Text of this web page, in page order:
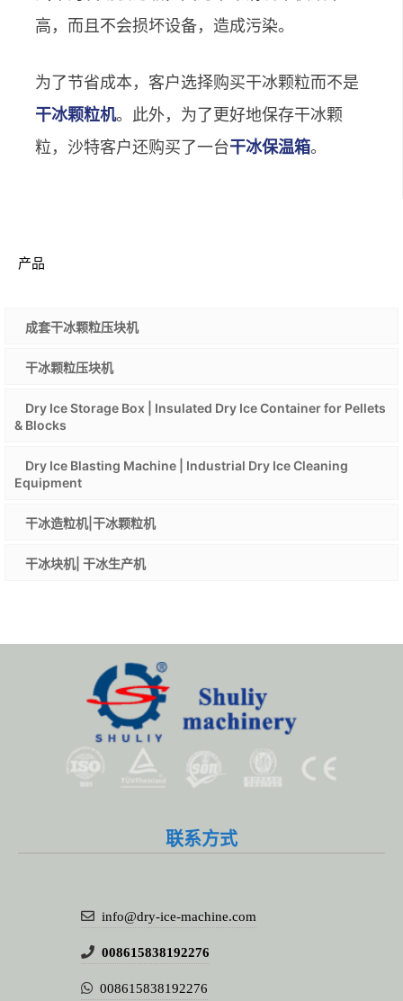
高，而且不会损坏设备，造成污染。
为了节省成本，客户选择购买干冰颗粒而不是
干冰颗粒机。此外，为了更好地保存干冰颗
粒，沙特客户还购买了一台干冰保温箱。
产品
成套干冰颗粒压块机
干冰颗粒压块机
Dry Ice Storage Box | Insulated Dry Ice Container for Pellets
& Blocks
Dry Ice Blasting Machine | Industrial Dry Ice Cleaning
Equipment
干冰造粒机|干冰颗粒机
干冰块机| 干冰生产机
联系方式
info@dry-ice-machine.com
008615838192276
008615838192276